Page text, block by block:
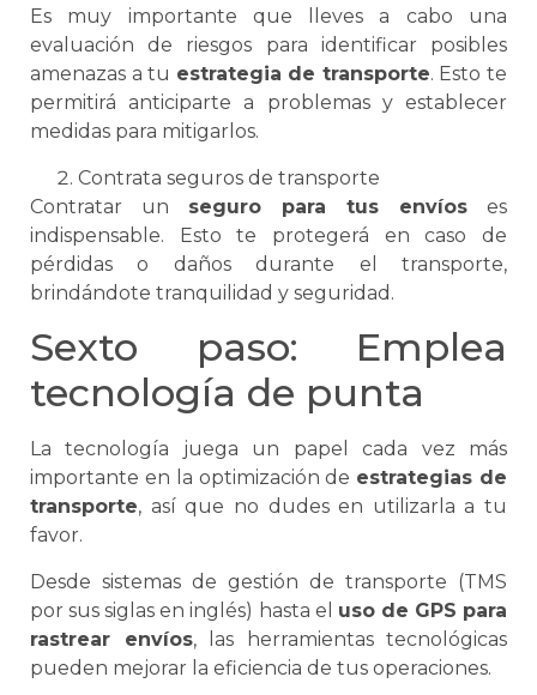
Es muy importante que lleves a cabo una
evaluación de riesgos para identificar posibles
amenazas a tu estrategia de transporte. Esto te
permitirá anticiparte a problemas y establecer
medidas para mitigarlos.
Contrata seguros de transporte
Contratar un seguro para tus envíos es
indispensable. Esto te protegerá en caso de
pérdidas o daños durante el transporte,
brindándote tranquilidad y seguridad.
Sexto paso: Emplea
tecnología de punta
La tecnología juega un papel cada vez más
importante en la optimización de estrategias de
transporte, así que no dudes en utilizarla a tu
favor.
Desde sistemas de gestión de transporte (TMS
por sus siglas en inglés) hasta el uso de GPS para
rastrear envíos, las herramientas tecnológicas
pueden mejorar la eficiencia de tus operaciones.